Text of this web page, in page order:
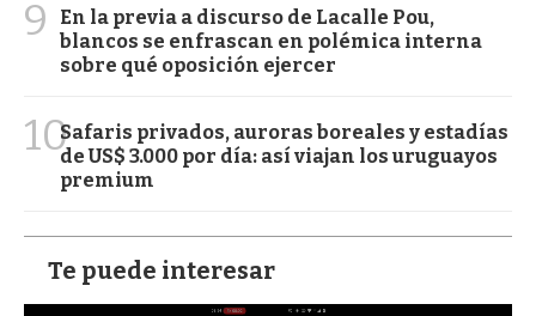
9
En la previa a discurso de Lacalle Pou,
blancos se enfrascan en polémica interna
sobre qué oposición ejercer
10Safaris privados, auroras boreales y estadías
de US$ 3.000 por día: así viajan los uruguayos
premium
Te puede interesar